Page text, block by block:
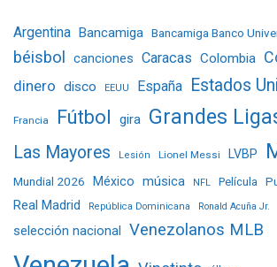
Argentina Bancamiga Bancamiga Banco
béisbol canciones Caracas Colombia
dinero disco EEUU España Estados
Francia Fútbol gira Grandes
Las Mayores Lesión Lionel Messi LVBP
Mundial 2026 México música NFL Película
Real Madrid República Dominicana Ronald Acuña Jr.
selección nacional Venezolanos MLB